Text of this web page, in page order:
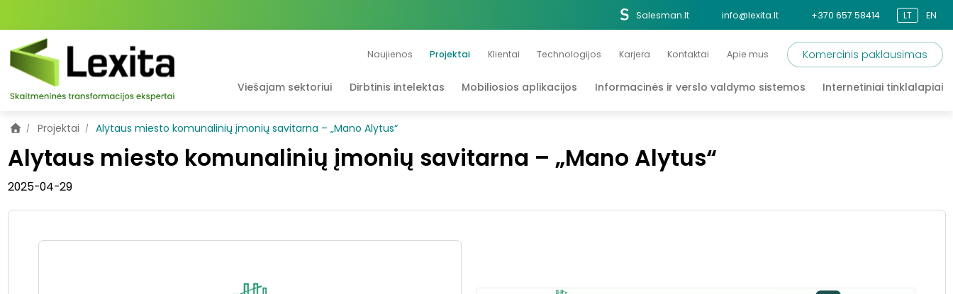
Salesman.lt info@lexita.lt +370 657 58414 LT EN
Naujienos Projektai Klientai Technologijos Karjera Kontaktai Apie mus Komercinis paklausimas
Viešajam sektoriui Dirbtinis intelektas Mobiliosios aplikacijos Informacinės ir verslo valdymo sistemos Internetiniai tinklalapiai
Projektai Alytaus miesto komunalinių įmonių savitarna – „Mano Alytus“
Alytaus miesto komunalinių įmonių savitarna – „Mano Alytus“
2025-04-29